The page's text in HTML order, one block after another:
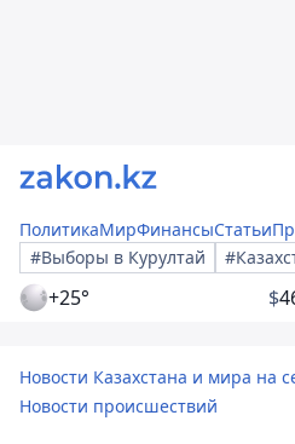
ПолитикаМирФинансыСтатьи
#Выборы в Курултай
+25° $
Новости Казахстана и мира на
Новости происшествий